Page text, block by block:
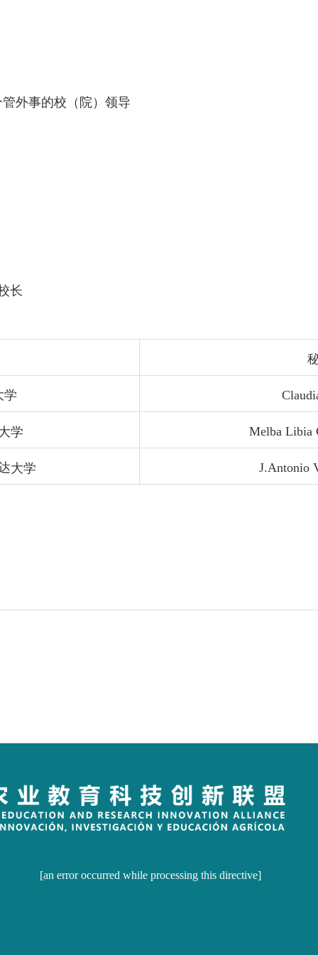
外事的校（院）领导
长
学
学 Melba Libia
大学 J.Antonio
[an error occurred while processing this directive]